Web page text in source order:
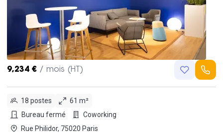
9,234 € / mois (HT)
18 postes
61 m²
Bureau fermé
Coworking
Rue Philidor, 75020 Paris